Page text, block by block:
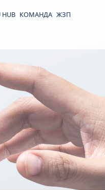
HUB КОМАНДА ЖЗП